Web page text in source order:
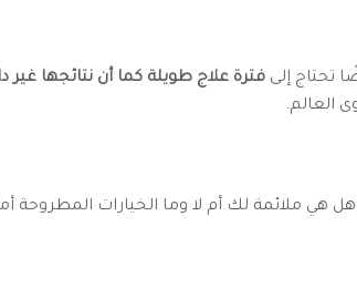
تحتاج إلى فترة علاج طويلة كما أن نتائجها غير
العالم.
هي ملائمة لك أم لا وما الخيارات المطروحة